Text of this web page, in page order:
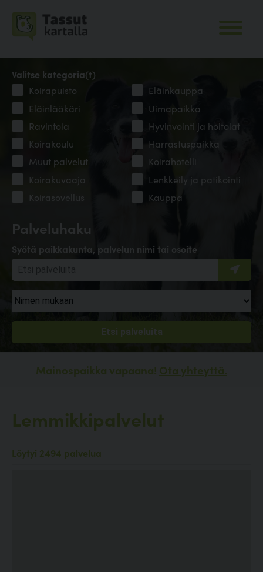
Palveluhaku
Syötä paikkakunta, palvelun nimi tai osoite
Valitse kategoria(t)
Koirapuisto
Eläinkauppa
Eläinlääkäri
Uimapaikka
Ravintola
Hyvinvointi ja hoitolat
Koirakoulu
Harrastuspaikka
Muut palvelut
Koirahotelli
Koirakuvaaja
Lenkkeily ja patikointi
Koirasovellus
Kauppa
Mainospaikka vapaana! Ota yhteyttä.
Lemmikkipalvelut
Löytyi 2494 palvelua